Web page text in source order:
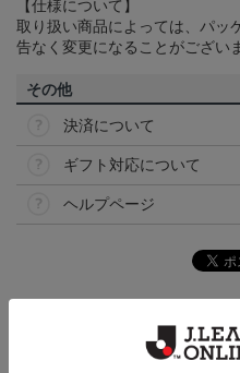
【仕様について】
取り扱い商品によっては、パッ
告なく変更になることがござい
その他
決済について
ギフト対応について
ヘルプページ